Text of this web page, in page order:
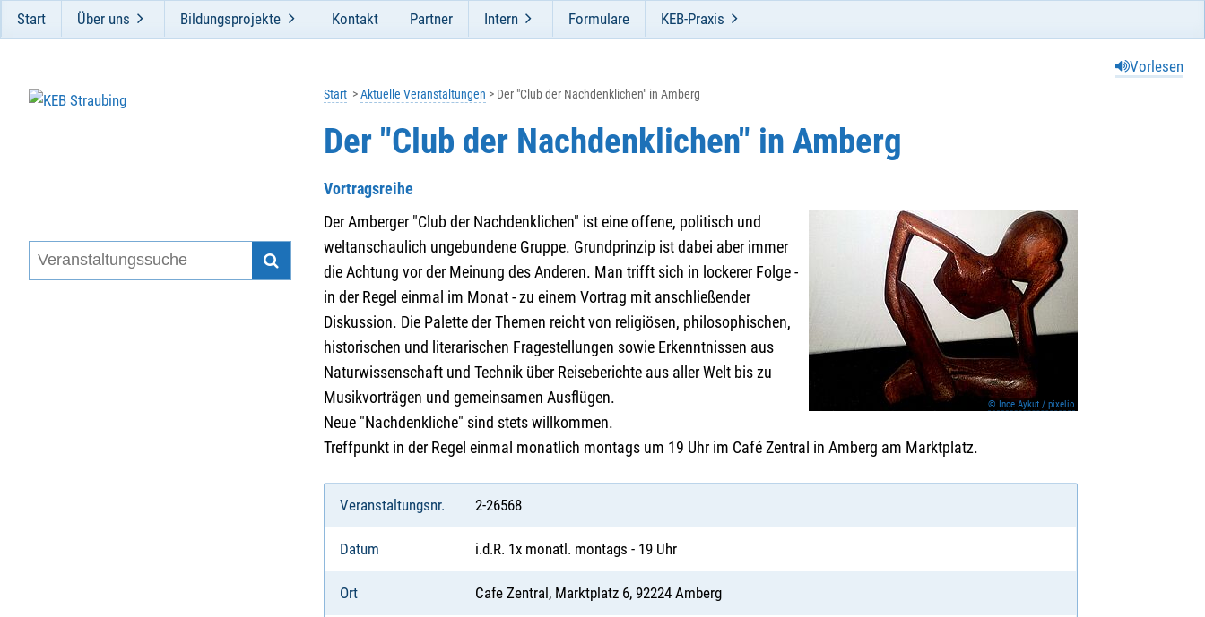
Start Über uns Bildungsprojekte Kontakt Partner Intern Formulare KEB-Praxis
Vorlesen
Start Aktuelle Veranstaltungen Der "Club der Nachdenklichen" in Amberg
Der "Club der Nachdenklichen" in Amberg
Vortragsreihe
© Ince Aykut / pixelio
Der Amberger "Club der Nachdenklichen" ist eine offene, politisch und
weltanschaulich ungebundene Gruppe. Grundprinzip ist dabei aber immer
die Achtung vor der Meinung des Anderen. Man trifft sich in lockerer Folge -
in der Regel einmal im Monat - zu einem Vortrag mit anschließender
Diskussion. Die Palette der Themen reicht von religiösen, philosophischen,
historischen und literarischen Fragestellungen sowie Erkenntnissen aus
Naturwissenschaft und Technik über Reiseberichte aus aller Welt bis zu
Musikvorträgen und gemeinsamen Ausflügen.
Neue "Nachdenkliche" sind stets willkommen.
Treffpunkt in der Regel einmal monatlich montags um 19 Uhr im Café Zentral in Amberg am Marktplatz.
Veranstaltungsnr. 2-26568
Datum i.d.R. 1x monatl. montags - 19 Uhr
Ort Cafe Zentral, Marktplatz 6, 92224 Amberg